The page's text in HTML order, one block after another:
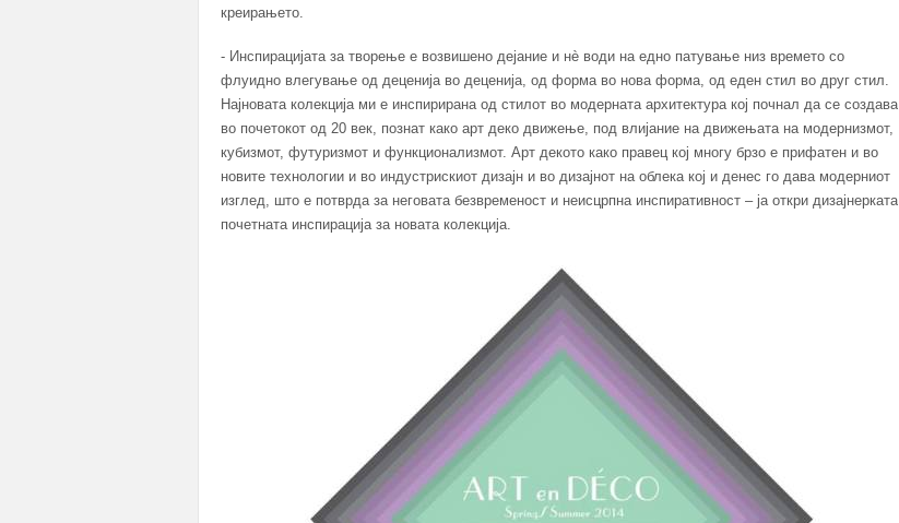
креирањето.
- Инспирацијата за творење е возвишено дејание и нè води на едно патување низ времето со
флуидно влегување од деценија во деценија, од форма во нова форма, од еден стил во друг стил.
Најновата колекција ми е инспирирана од стилот во модерната архитектура кој почнал да се создава
во почетокот од 20 век, познат како арт деко движење, под влијание на движењата на модернизмот,
кубизмот, футуризмот и функционализмот. Арт декото како правец кој многу брзо е прифатен и во
новите технологии и во индустрискиот дизајн и во дизајнот на облека кој и денес го дава модерниот
изглед, што е потврда за неговата безвременост и неисцрпна инспиративност – ја откри дизајнерката
почетната инспирација за новата колекција.